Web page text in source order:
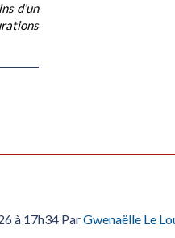
d’un
à 17h34 ParGwenaëlle Le